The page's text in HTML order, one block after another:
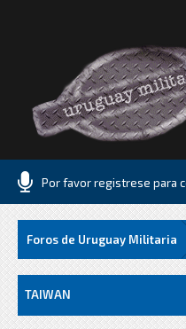
Por favor registrese para
Foros de Uruguay Militaria
TAIWAN